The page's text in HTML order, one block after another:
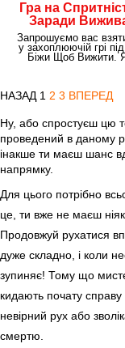
Гра на
Заради
Запрошуємо вас
у захоплюючій грі
Біжи Щоб Вижити.
НАЗАД 1 2 3 ВПЕРЕД
Ну, або спростуєш цю
проведений в даному
інакше ти маєш шанс
напрямку.
Для цього потрібно
це, ти вже не маєш
Продовжуй рухатися
дуже складно, і коли
зупиняє! Тому що
кидають почату
невірний рух або
смертю.